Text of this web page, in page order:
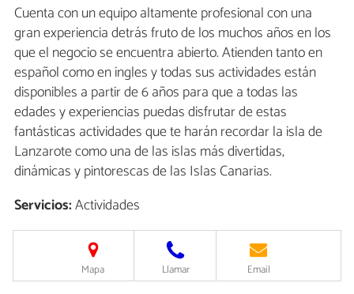
Cuenta con un equipo altamente profesional con una
gran experiencia detrás fruto de los muchos años en los
que el negocio se encuentra abierto. Atienden tanto en
español como en ingles y todas sus actividades están
disponibles a partir de 6 años para que a todas las
edades y experiencias puedas disfrutar de estas
fantásticas actividades que te harán recordar la isla de
Lanzarote como una de las islas más divertidas,
dinámicas y pintorescas de las Islas Canarias.
Servicios:Actividades
Mapa Llamar Email